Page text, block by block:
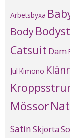
Arbetsbyxa
Body
Catsuit Dam
Jul Kimono
Mössor
SatinSkjorta